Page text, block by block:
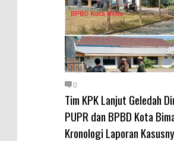
0
Tim KPK Lanjut Geledah
PUPR dan BPBD Kota
Kronologi Laporan